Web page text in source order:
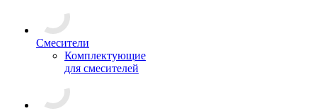
Смесители
Комплектующие
для смесителей